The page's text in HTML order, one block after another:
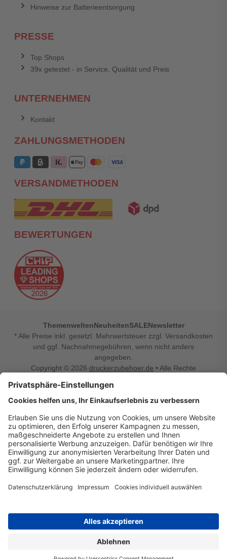
Hinweise zur Batterieentsorgung
PRESSE
Top Shops
39x getestet - in Service, Qualität und Preis
UNTERNEHMEN
Kontakt
ZAHLUNGSMETHODEN
VERSANDMETHODEN
BEWERTUNGEN
ThemenweltenNeuheitenSALENewsletter
* Alle Preise inkl. gesetzl. Mehrwertsteuer zzgl. Versandkosten
und ggf. Nachnahmegebühren, wenn nicht anders
angegeben.
Copyright © 2026 druckerzubehoer.de • Alle Rechte
Vertrag widerrufen
Druckerzubehoer.de – preiswerte Qualität für Ihr Office
Sie sind auf der Suche nach dem passenden Druckerzubehör
oder Zubehör für das Büro, den Computer oder Ihr
Smartphone? Dann sind Sie bei Druckerzubehoer.de genau
richtig! Unser breites Sortiment bietet unter anderem Tinte
und Toner für alle gängigen Druckermodelle – großer sowie
kleiner Hersteller. Zugleich sind wir Ihr Online Fachhandel für
einrichten, die Werkstatt ausstatten oder den Alltag mit
was Ihren Arbeitsplatz noch komfortabler macht, finden Sie
bei uns auch Bastelspaß, Schulbedarf, Beleuchtung,
für die ganze Familie. Entdecken Sie günstige Angebote und